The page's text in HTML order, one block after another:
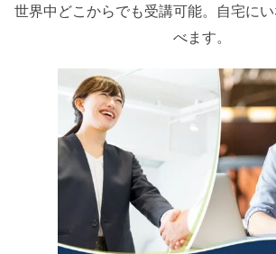
世界中どこからでも受講可能。自宅に
べます。